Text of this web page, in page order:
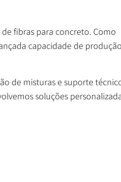
fibras para concreto. Como
capacidade de
de misturas e suporte
soluções